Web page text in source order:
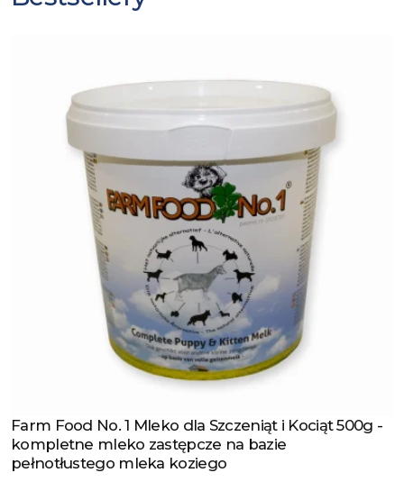
Zobacz produkt
Farm Food No. 1 Mleko dla Szczeniąt i Kociąt 500g -
kompletne mleko zastępcze na bazie
pełnotłustego mleka koziego